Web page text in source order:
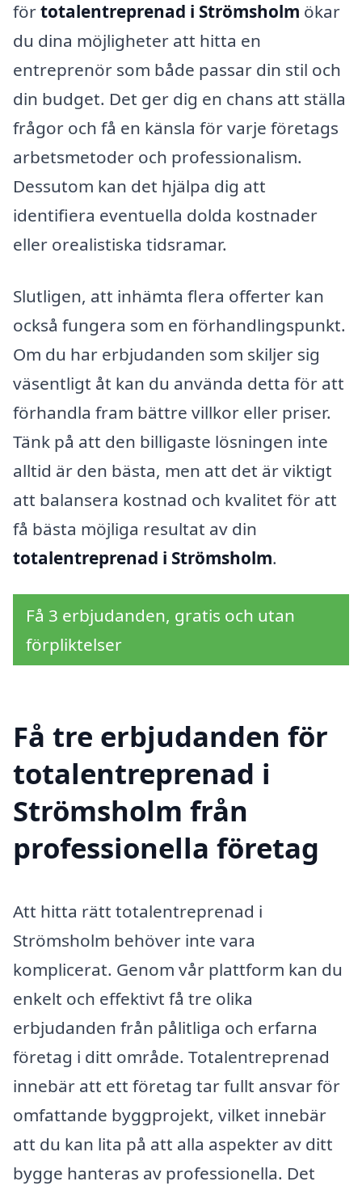
förtotalentreprenad i Strömsholm ökar
du dina möjligheter att hitta en
entreprenör som både passar din stil och
din budget. Det ger dig en chans att ställa
frågor och få en känsla för varje företags
arbetsmetoder och professionalism.
Dessutom kan det hjälpa dig att
identifiera eventuella dolda kostnader
eller orealistiska tidsramar.
Slutligen, att inhämta flera offerter kan
också fungera som en förhandlingspunkt.
Om du har erbjudanden som skiljer sig
väsentligt åt kan du använda detta för att
förhandla fram bättre villkor eller priser.
Tänk på att den billigaste lösningen inte
alltid är den bästa, men att det är viktigt
att balansera kostnad och kvalitet för att
få bästa möjliga resultat av din
totalentreprenad i Strömsholm.
Få 3 erbjudanden, gratis och utan
förpliktelser
Få tre erbjudanden för
totalentreprenad i
Strömsholm från
professionella företag
Att hitta rätt totalentreprenad i
Strömsholm behöver inte vara
komplicerat. Genom vår plattform kan du
enkelt och effektivt få tre olika
erbjudanden från pålitliga och erfarna
företag i ditt område. Totalentreprenad
innebär att ett företag tar fullt ansvar för
omfattande byggprojekt, vilket innebär
att du kan lita på att alla aspekter av ditt
bygge hanteras av professionella. Det